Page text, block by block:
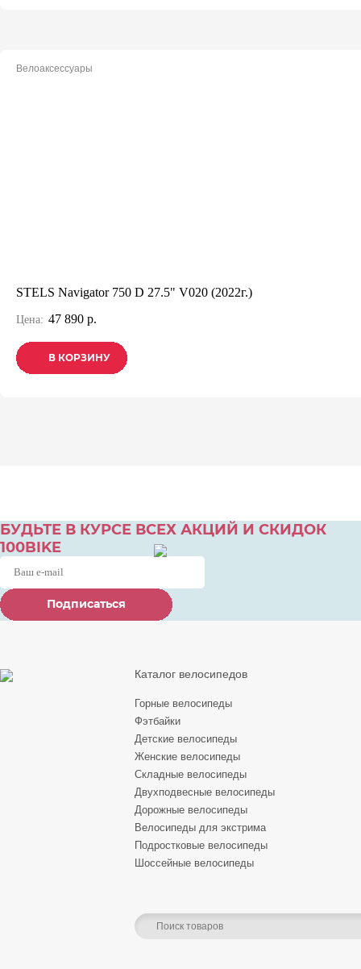
Велоаксессуары
STELS Navigator 750 D 27.5" V020 (2022г.)
Цена: 47 890 р.
В КОРЗИНУ
В КОРЗИНУ
В КОРЗИНУ
БУДЬТЕ В КУРСЕ ВСЕХ АКЦИЙ И СКИДОК
100BIKE
Подписаться
Подписаться
Подписаться
Каталог велосипедов
Горные велосипеды
Фэтбайки
Детские велосипеды
Женские велосипеды
Складные велосипеды
Двухподвесные велосипеды
Дорожные велосипеды
Велосипеды для экстрима
Подростковые велосипеды
Шоссейные велосипеды